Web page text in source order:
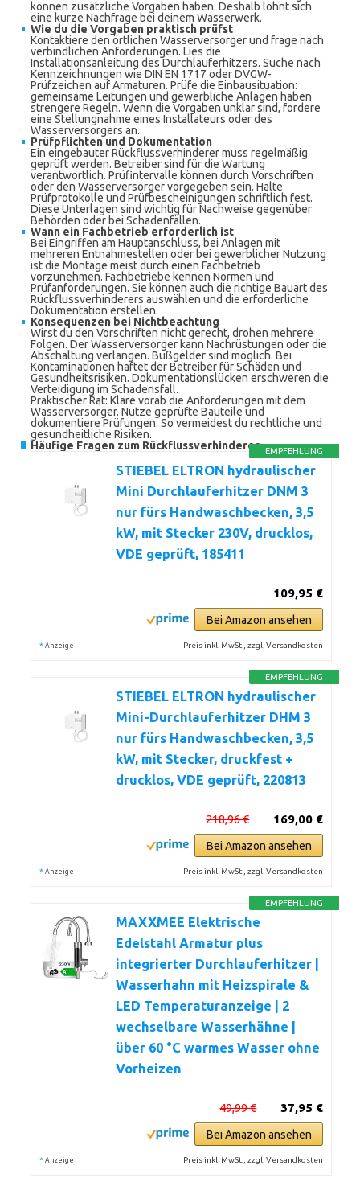
können zusätzliche Vorgaben haben. Deshalb lohnt sich
eine kurze Nachfrage bei deinem Wasserwerk.
Wie du die Vorgaben praktisch prüfst
Kontaktiere den örtlichen Wasserversorger und frage nach
verbindlichen Anforderungen. Lies die
Installationsanleitung des Durchlauferhitzers. Suche nach
Kennzeichnungen wie DIN EN 1717 oder DVGW-
Prüfzeichen auf Armaturen. Prüfe die Einbausituation:
gemeinsame Leitungen und gewerbliche Anlagen haben
strengere Regeln. Wenn die Vorgaben unklar sind, fordere
eine Stellungnahme eines Installateurs oder des
Wasserversorgers an.
Prüfpflichten und Dokumentation
Ein eingebauter Rückflussverhinderer muss regelmäßig
geprüft werden. Betreiber sind für die Wartung
verantwortlich. Prüfintervalle können durch Vorschriften
oder den Wasserversorger vorgegeben sein. Halte
Prüfprotokolle und Prüfbescheinigungen schriftlich fest.
Diese Unterlagen sind wichtig für Nachweise gegenüber
Behörden oder bei Schadenfällen.
Wann ein Fachbetrieb erforderlich ist
Bei Eingriffen am Hauptanschluss, bei Anlagen mit
mehreren Entnahmestellen oder bei gewerblicher Nutzung
ist die Montage meist durch einen Fachbetrieb
vorzunehmen. Fachbetriebe kennen Normen und
Prüfanforderungen. Sie können auch die richtige Bauart des
Rückflussverhinderers auswählen und die erforderliche
Dokumentation erstellen.
Konsequenzen bei Nichtbeachtung
Wirst du den Vorschriften nicht gerecht, drohen mehrere
Folgen. Der Wasserversorger kann Nachrüstungen oder die
Abschaltung verlangen. Bußgelder sind möglich. Bei
Kontaminationen haftet der Betreiber für Schäden und
Gesundheitsrisiken. Dokumentationslücken erschweren die
Verteidigung im Schadensfall.
Praktischer Rat: Kläre vorab die Anforderungen mit dem
Wasserversorger. Nutze geprüfte Bauteile und
dokumentiere Prüfungen. So vermeidest du rechtliche und
gesundheitliche Risiken.
Häufige Fragen zum Rückflussverhinderer
EMPFEHLUNG
STIEBEL ELTRON hydraulischer
Mini Durchlauferhitzer DNM 3
nur fürs Handwaschbecken, 3,5
kW, mit Stecker 230V, drucklos,
VDE geprüft, 185411
109,95 €
Bei Amazon ansehen
* Anzeige Preis inkl. MwSt., zzgl. Versandkosten
EMPFEHLUNG
STIEBEL ELTRON hydraulischer
Mini-Durchlauferhitzer DHM 3
nur fürs Handwaschbecken, 3,5
kW, mit Stecker, druckfest +
drucklos, VDE geprüft, 220813
169,00 €
218,96 €
Bei Amazon ansehen
* Anzeige Preis inkl. MwSt., zzgl. Versandkosten
EMPFEHLUNG
MAXXMEE Elektrische
Edelstahl Armatur plus
integrierter Durchlauferhitzer |
Wasserhahn mit Heizspirale &
LED Temperaturanzeige | 2
wechselbare Wasserhähne |
über 60 °C warmes Wasser ohne
Vorheizen
37,95 €
49,99 €
Bei Amazon ansehen
* Anzeige Preis inkl. MwSt., zzgl. Versandkosten